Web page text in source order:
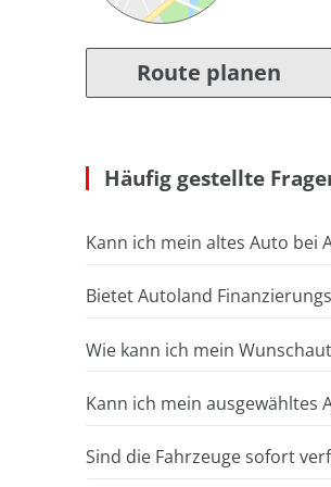
Route planen
Häufig gestellte
Kann ich mein altes Auto bei
Bietet Autoland
Wie kann ich mein
Kann ich mein ausgewähltes
Sind die Fahrzeuge sofort